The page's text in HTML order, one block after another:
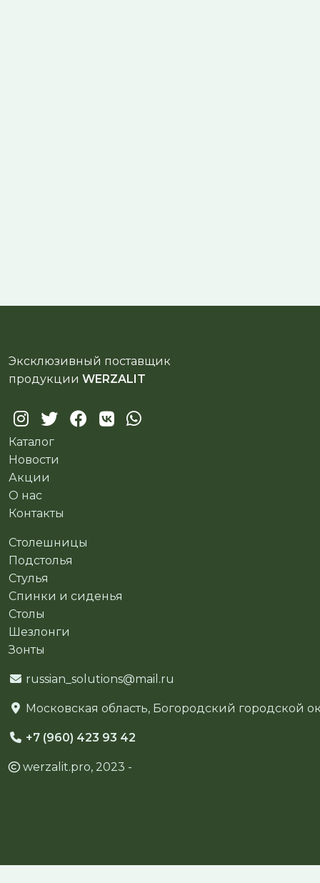
Эксклюзивный поставщик
продукции WERZALIT
Каталог
Новости
Акции
О нас
Контакты
Столешницы
Подстолья
Стулья
Спинки и сиденья
Столы
Шезлонги
Зонты
russian_solutions@mail.ru
Московская область, Богородский городской
+7 (960) 423 93 42
werzalit.pro, 2023 -